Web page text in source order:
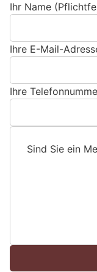
Ihr Name
Ihre E-Mail-
Ihre
Sind Sie ein